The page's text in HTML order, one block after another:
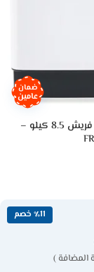
ضمان
عامين
غساله حوضين فريش 8.5 كيلو –
٪11 خصم
المضافة )